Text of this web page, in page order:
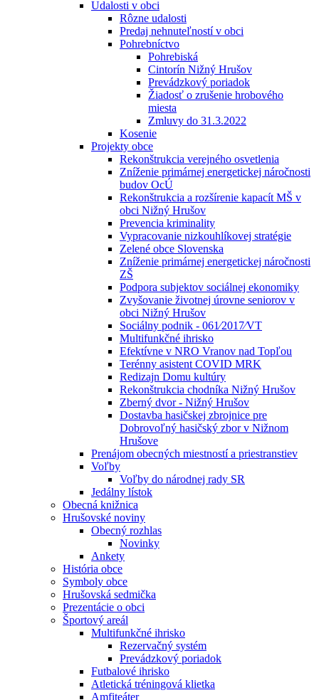
Udalosti v obci
Rôzne udalosti
Predaj nehnuteľností v obci
Pohrebníctvo
Pohrebiská
Cintorín Nižný Hrušov
Prevádzkový poriadok
Žiadosť o zrušenie hrobového
miesta
Zmluvy do 31.3.2022
Kosenie
Projekty obce
Rekonštrukcia verejného osvetlenia
Zníženie primárnej energetickej náročnosti
budov OcÚ
Rekonštrukcia a rozšírenie kapacít MŠ v
obci Nižný Hrušov
Prevencia kriminality
Vypracovanie nizkouhlíkovej stratégie
Zelené obce Slovenska
Zníženie primárnej energetickej náročnosti
ZŠ
Podpora subjektov sociálnej ekonomiky
Zvyšovanie životnej úrovne seniorov v
obci Nižný Hrušov
Sociálny podnik - 061⁄2017⁄VT
Multifunkčné ihrisko
Efektívne v NRO Vranov nad Topľou
Terénny asistent COVID MRK
Redizajn Domu kultúry
Rekonštrukcia chodníka Nižný Hrušov
Zberný dvor - Nižný Hrušov
Dostavba hasičskej zbrojnice pre
Dobrovoľný hasičský zbor v Nižnom
Hrušove
Prenájom obecných miestností a priestranstiev
Voľby
Voľby do národnej rady SR
Jedálny lístok
Obecná knižnica
Hrušovské noviny
Obecný rozhlas
Novinky
Ankety
História obce
Symboly obce
Hrušovská sedmička
Prezentácie o obci
Športový areál
Multifunkčné ihrisko
Rezervačný systém
Prevádzkový poriadok
Futbalové ihrisko
Atletická tréningová klietka
Amfiteáter